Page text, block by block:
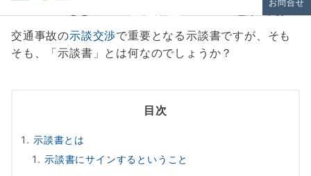
お問合せ
示談書
交通事故の示談交渉で重要となる示談書ですが、そも
そも、「示談書」とは何なのでしょうか？
目次
示談書とは
示談書にサインするということ